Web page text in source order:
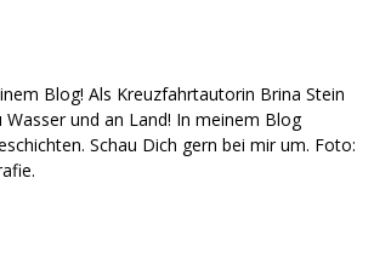
Blog! Als Kreuzfahrtautorin Brina Stein
und an Land! In meinem Blog
Schau Dich gern bei mir um. Foto: